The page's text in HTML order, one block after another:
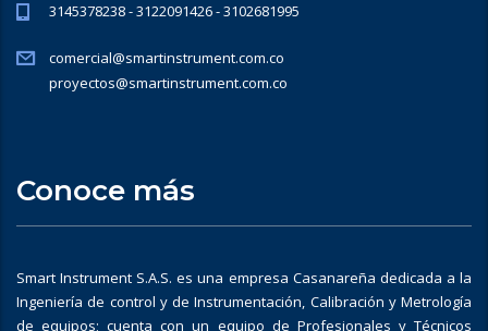
3145378238 - 3122091426 - 3102681995
comercial@smartinstrument.com.co
proyectos@smartinstrument.com.co
Conoce más
Smart Instrument S.A.S. es una empresa Casanareña dedicada a la
Ingeniería de control y de Instrumentación, Calibración y Metrología
de equipos; cuenta con un equipo de Profesionales y Técnicos